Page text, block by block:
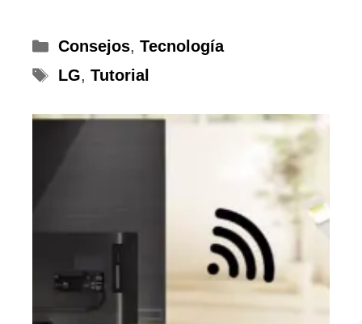
Categorías
Consejos, Tecnología
Etiquetas
LG, Tutorial